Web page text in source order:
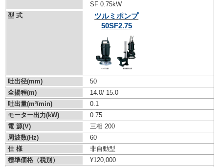
SF 0.75kW
型 式
ツルミポンプ
50SF2.75
吐出径(mm)
50
全揚程(m)
14.0/ 15.0
吐出量(m³/min)
0.1
モーター出力(kW)
0.75
電 源(V)
三相 200
周波数(Hz)
60
仕 様
非自動型
標準価格（税別）
¥120,000